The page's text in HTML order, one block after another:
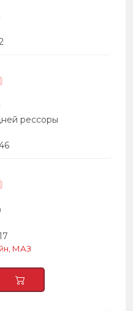
рессоры
МАЗ